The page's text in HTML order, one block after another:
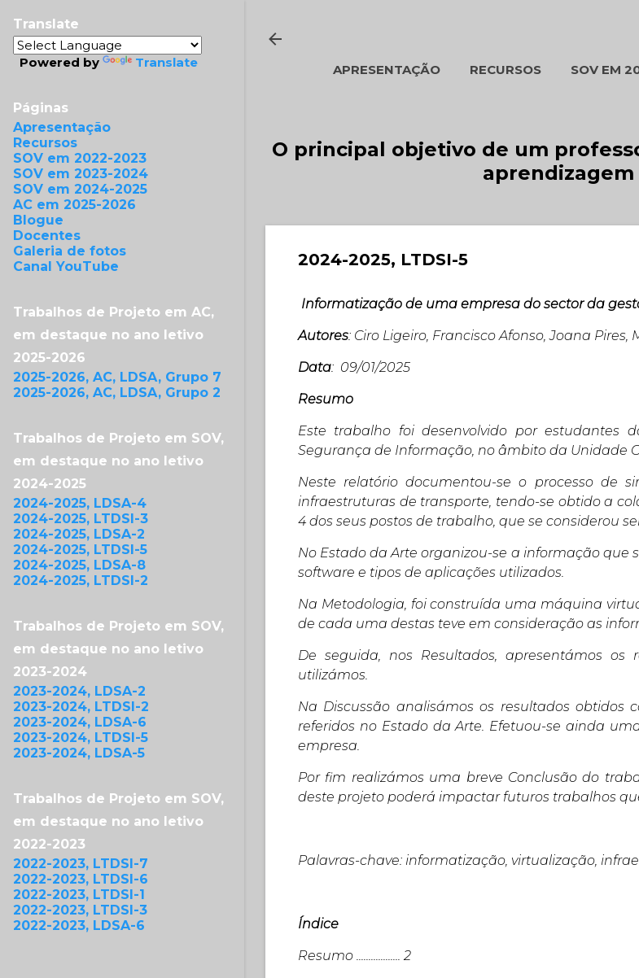
APRESENTAÇÃO RECURSOS SOV EM
O principal objetivo de um
aprendizagem
2024-2025, LTDSI-5
Informatização de uma empresa do sector da
Autores: Ciro Ligeiro, Francisco Afonso, Joana
Data: 09/01/2025
Resumo
Este trabalho foi desenvolvido por estudantes
Segurança de Informação, no âmbito da Unidade
Neste relatório documentou-se o processo de
infraestruturas de transporte, tendo-se obtido a
4 dos seus postos de trabalho, que se considerou
No Estado da Arte organizou-se a informação que
software e tipos de aplicações utilizados.
Na Metodologia, foi construída uma máquina
de cada uma destas teve em consideração as
De seguida, nos Resultados, apresentámos
utilizámos.
Na Discussão analisámos os resultados obtidos
referidos no Estado da Arte. Efetuou-se ainda
empresa.
Por fim realizámos uma breve Conclusão do
deste projeto poderá impactar futuros trabalhos
Palavras-chave: informatização, virtualização,
Índice
Resumo .................. 2
Translate
Powered by Translate
Páginas
Apresentação
Recursos
SOV em 2022-2023
SOV em 2023-2024
SOV em 2024-2025
AC em 2025-2026
Blogue
Docentes
Galeria de fotos
Canal YouTube
Trabalhos de Projeto em AC,
em destaque no ano letivo
2025-2026
2025-2026, AC, LDSA, Grupo 7
2025-2026, AC, LDSA, Grupo 2
Trabalhos de Projeto em SOV,
em destaque no ano letivo
2024-2025
2024-2025, LDSA-4
2024-2025, LTDSI-3
2024-2025, LDSA-2
2024-2025, LTDSI-5
2024-2025, LDSA-8
2024-2025, LTDSI-2
Trabalhos de Projeto em SOV,
em destaque no ano letivo
2023-2024
2023-2024, LDSA-2
2023-2024, LTDSI-2
2023-2024, LDSA-6
2023-2024, LTDSI-5
2023-2024, LDSA-5
Trabalhos de Projeto em SOV,
em destaque no ano letivo
2022-2023
2022-2023, LTDSI-7
2022-2023, LTDSI-6
2022-2023, LTDSI-1
2022-2023, LTDSI-3
2022-2023, LDSA-6